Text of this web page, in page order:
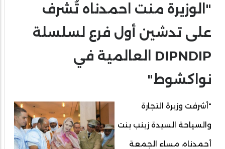
"الوزيرة منت احمدناه تُشرف
على تدشين أول فرع لسلسلة
DIPNDIP العالمية في
نواكشوط"
"أشرفت وزيرة التجارة
والسياحة السيدة زينب بنت
أحمدناه، مساء الجمعة